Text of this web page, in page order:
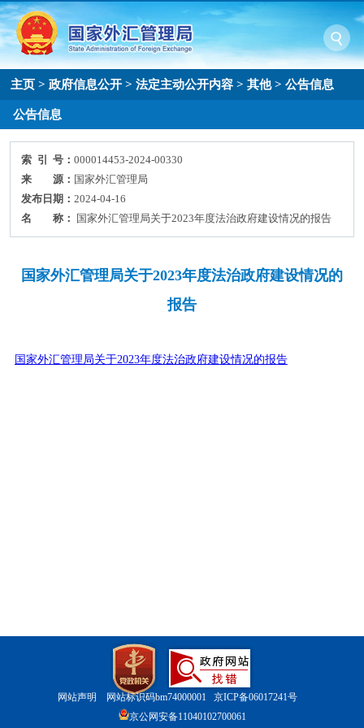
主页 >政府信息公开 >法定主动公开内容 >其他>公告信息
公告信息
索 引 号：000014453-2024-00330
来 源： 国家外汇管理局
发布日期：2024-04-16
名 称：
国家外汇管理局关于2023年度法治政府建设情况的报告
国家外汇管理局关于2023年度法治政府建设情况的
报告
国家外汇管理局关于2023年度法治政府建设情况的报告
网站声明 网站标识码bm74000001 京ICP备06017241号
京公网安备11040102700061